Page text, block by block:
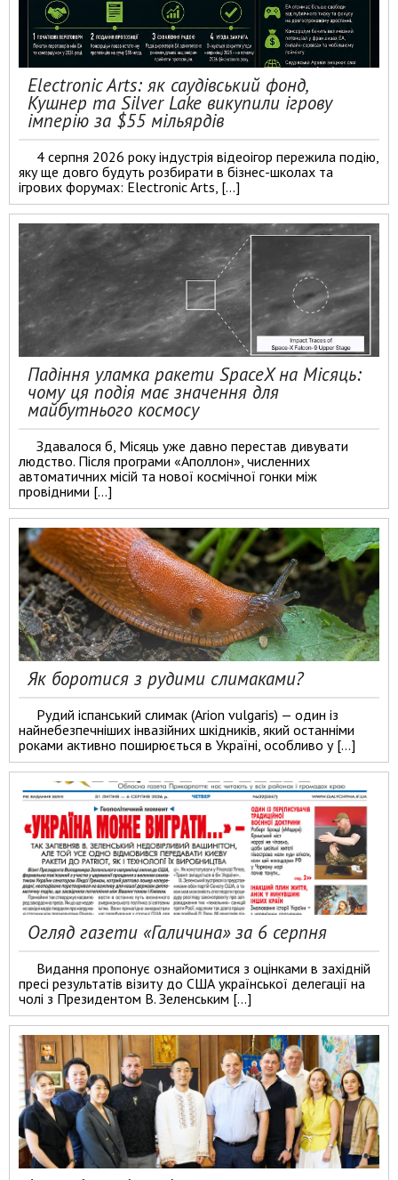
Electronic Arts: як саудівський фонд,
Кушнер та Silver Lake викупили ігрову
імперію за $55 мільярдів
4 серпня 2026 року індустрія відеоігор пережила подію,
яку ще довго будуть розбирати в бізнес-школах та
ігрових форумах: Electronic Arts, […]
Падіння уламка ракети SpaceX на Місяць:
чому ця подія має значення для
майбутнього космосу
Здавалося б, Місяць уже давно перестав дивувати
людство. Після програми «Аполлон», численних
автоматичних місій та нової космічної гонки між
провідними […]
Як боротися з рудими слимаками?
Рудий іспанський слимак (Arion vulgaris) — один із
найнебезпечніших інвазійних шкідників, який останніми
роками активно поширюється в Україні, особливо у […]
Огляд газети «Галичина» за 6 серпня
Видання пропонує ознайомитися з оцінками в західній
пресі результатів візиту до США української делегації на
чолі з Президентом В. Зеленським […]